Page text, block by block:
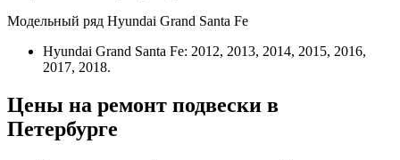
Модельный ряд Hyundai Grand Santa Fe
Hyundai Grand Santa Fe: 2012, 2013, 2014, 2015, 2016,
2017, 2018.
Цены на ремонт подвески в
Петербурге